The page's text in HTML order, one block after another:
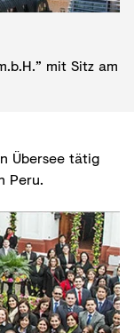
mit Sitz am
Übersee tätig
Peru.